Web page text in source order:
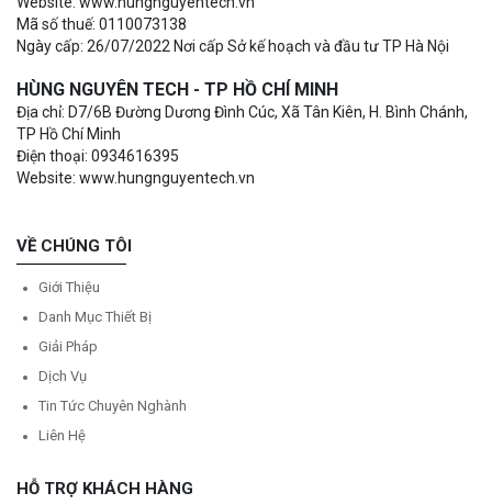
Mã số thuế: 0110073138
Ngày cấp: 26/07/2022 Nơi cấp Sở kế hoạch và đầu tư TP Hà Nội
HÙNG NGUYÊN TECH - TP HỒ CHÍ MINH
Địa chỉ: D7/6B Đường Dương Đình Cúc, Xã Tân Kiên, H. Bình Chánh,
TP Hồ Chí Minh
Điện thoại: 0934616395
Website: www.hungnguyentech.vn
VỀ CHÚNG TÔI
Giới Thiệu
Danh Mục Thiết Bị
Giải Pháp
Dịch Vụ
Tin Tức Chuyên Nghành
Liên Hệ
HỖ TRỢ KHÁCH HÀNG